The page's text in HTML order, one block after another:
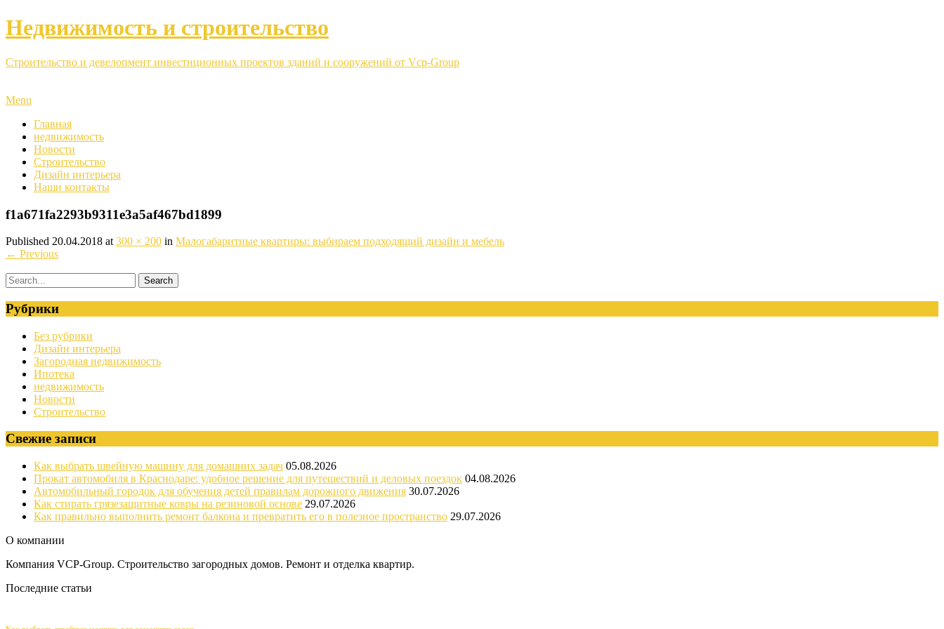
Недвижимость и строительство
Строительство и девелопмент инвестиционных проектов зданий и сооружений от Vcp-Group
Menu
Главная
недвижимость
Новости
Строительство
Дизайн интерьера
Наши контакты
f1a671fa2293b9311e3a5af467bd1899
Published 20.04.2018 at 300 × 200 in Малогабаритные квартиры: выбираем подходящий дизайн и мебель
← Previous
Рубрики
Без рубрики
Дизайн интерьера
Загородная недвижимость
Ипотека
недвижимость
Новости
Строительство
Свежие записи
Как выбрать швейную машину для домашних задач 05.08.2026
Прокат автомобиля в Краснодаре: удобное решение для путешествий и деловых поездок 04.08.2026
Автомобильный городок для обучения детей правилам дорожного движения 30.07.2026
Как стирать грязезащитные ковры на резиновой основе 29.07.2026
Как правильно выполнить ремонт балкона и превратить его в полезное пространство 29.07.2026
О компании
Компания VCP-Group. Строительство загородных домов. Ремонт и отделка квартир.
Последние статьи